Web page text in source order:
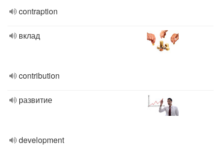
contraption
вклад
contribution
развитие
development